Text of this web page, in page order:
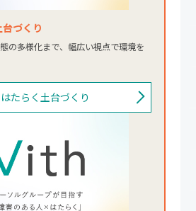
づくり
の多様化まで、幅広い視点で環境を
たらく土台づくり